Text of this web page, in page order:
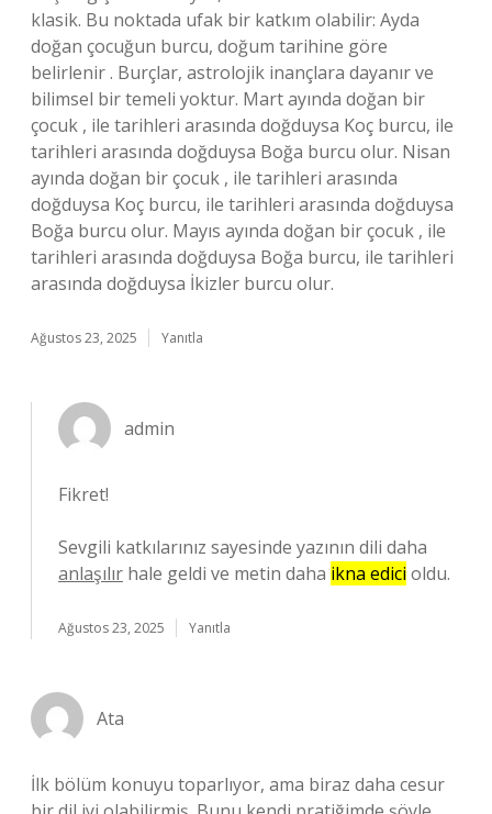
klasik. Bu noktada ufak bir katkım olabilir: Ayda
doğan çocuğun burcu, doğum tarihine göre
belirlenir . Burçlar, astrolojik inançlara dayanır ve
bilimsel bir temeli yoktur. Mart ayında doğan bir
çocuk , ile tarihleri arasında doğduysa Koç burcu, ile
tarihleri arasında doğduysa Boğa burcu olur. Nisan
ayında doğan bir çocuk , ile tarihleri arasında
doğduysa Koç burcu, ile tarihleri arasında doğduysa
Boğa burcu olur. Mayıs ayında doğan bir çocuk , ile
tarihleri arasında doğduysa Boğa burcu, ile tarihleri
arasında doğduysa İkizler burcu olur.
Ağustos 23, 2025 Yanıtla
admin
Fikret!
Sevgili katkılarınız sayesinde yazının dili daha
anlaşılır hale geldi ve metin daha ikna edici oldu.
Ağustos 23, 2025 Yanıtla
Ata
İlk bölüm konuyu toparlıyor, ama biraz daha cesur